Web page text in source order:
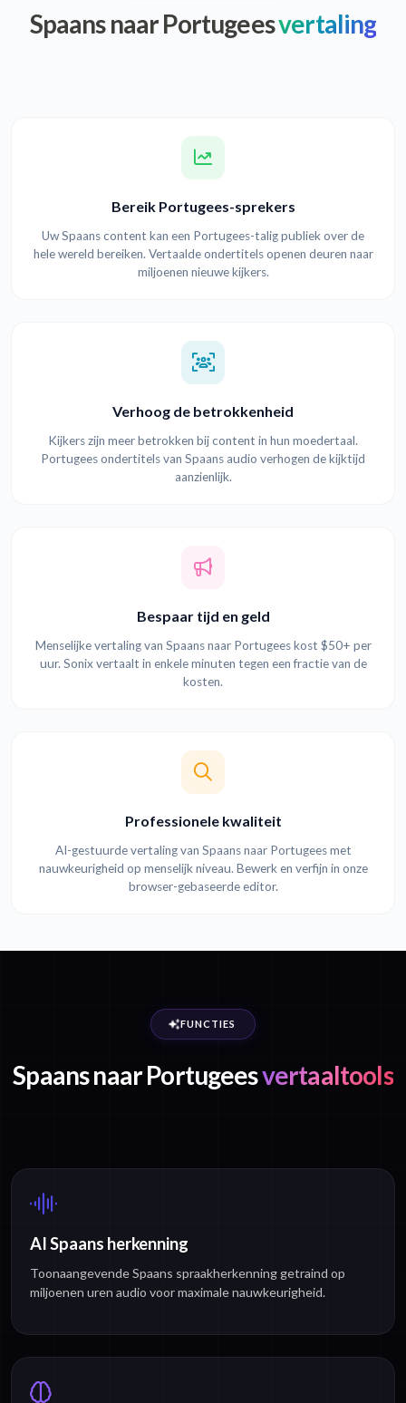
Spaans naar Portugeesvertaling
Bereik Portugees-sprekers
Uw Spaans content kan een Portugees-talig publiek over de
hele wereld bereiken. Vertaalde ondertitels openen deuren naar
miljoenen nieuwe kijkers.
Verhoog de betrokkenheid
Kijkers zijn meer betrokken bij content in hun moedertaal.
Portugees ondertitels van Spaans audio verhogen de kijktijd
aanzienlijk.
Bespaar tijd en geld
Menselijke vertaling van Spaans naar Portugees kost $50+ per
uur. Sonix vertaalt in enkele minuten tegen een fractie van de
kosten.
Professionele kwaliteit
AI-gestuurde vertaling van Spaans naar Portugees met
nauwkeurigheid op menselijk niveau. Bewerk en verfijn in onze
browser-gebaseerde editor.
FUNCTIES
Spaans naar Portugeesvertaaltools
AI Spaans herkenning
Toonaangevende Spaans spraakherkenning getraind op
miljoenen uren audio voor maximale nauwkeurigheid.